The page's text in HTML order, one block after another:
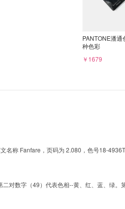
PANTONE潘
种色彩
￥1679
名称 Fanfare，页码为 2.080，色号18-
对数字（49）代表色相--黄、红、蓝、绿